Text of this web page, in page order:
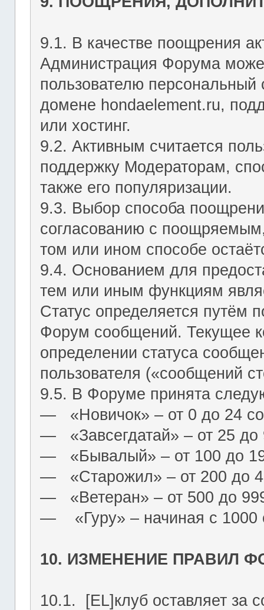
9.1. В качестве поощрения
Администрация Форума
пользователю персональный
домене hondaelement.ru,
или хостинг.
9.2. Активным считается
поддержку Модераторам,
также его популяризации.
9.3. Выбор способа
согласованию с
том или ином способе
9.4. Основанием для
тем или иным функциям
Статус определяется путём
Форум сообщений. Текущее
определении статуса
пользователя («сообщений
9.5. В Форуме принята
― «Новичок» – от 0 до 24
― «Завсегдатай» – от 25 до
― «Бывалый» – от 100 до
― «Старожил» – от 200 до
― «Ветеран» – от 500 до
― «Гуру» – начиная с 1000
10. ИЗМЕНЕНИЕ ПРАВИЛ
10.1. [EL]клуб оставляет за